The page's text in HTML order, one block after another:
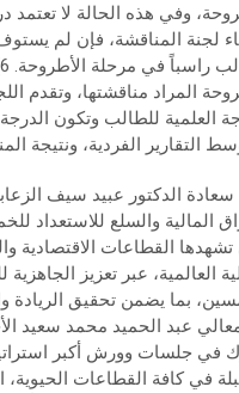
وفي هذه الحالة لا تعتمد
لجنة المناقشة، فإن لم
المراد مناقشتها، وتقدم
التقارير الفردية، ونتيجة
سعادة الدكتور عبيد سيف
المالية والسلع للاستعداد
تشهدها القطاعات الاقتصادية
العالمية، عبر تعزيز
عبد الحميد محمد سعيد
في جلسات وورش أكبر
في كافة القطاعات الحيوية،